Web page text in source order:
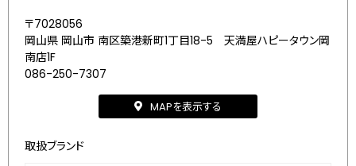
〒7028056
岡山県 岡山市 南区築港新町1丁目18-5 天満屋ハピータウン岡
南店1F
086-250-7307
MAPを表示する
取扱ブランド